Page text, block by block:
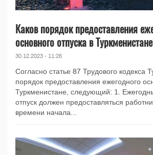
Каков порядок предоставления
основного отпуска в
30.12.2023 - 11:26
Согласно статье 87 Трудового кодекса
порядок предоставления ежегодного
Туркменистане, следующий: 1.
отпуск должен предоставляться
времени начала...